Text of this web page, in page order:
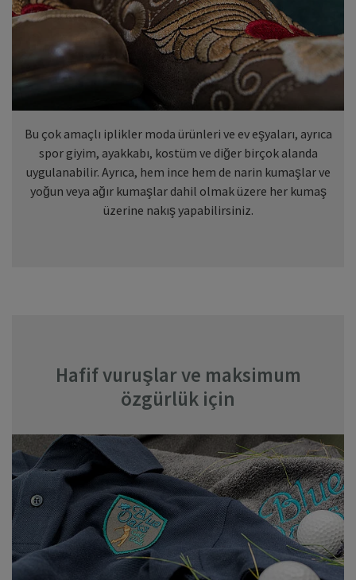
Bu çok amaçlı iplikler moda ürünleri ve ev eşyaları, ayrıca
spor giyim, ayakkabı, kostüm ve diğer birçok alanda
uygulanabilir. Ayrıca, hem ince hem de narin kumaşlar ve
yoğun veya ağır kumaşlar dahil olmak üzere her kumaş
üzerine nakış yapabilirsiniz.
Hafif vuruşlar ve maksimum
özgürlük için